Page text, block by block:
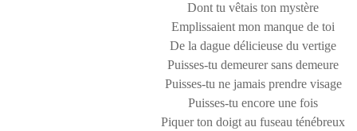
Dont tu vêtais ton mystère
Emplissaient mon manque de toi
De la dague délicieuse du vertige
Puisses-tu demeurer sans demeure
Puisses-tu ne jamais prendre visage
Puisses-tu encore une fois
Piquer ton doigt au fuseau ténébreux